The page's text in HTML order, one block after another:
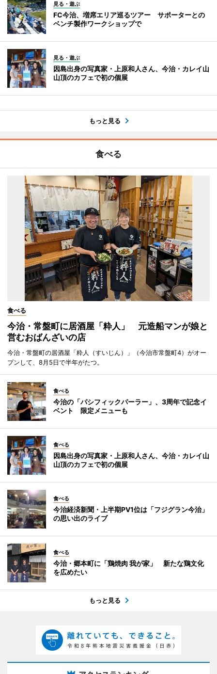
見る・遊ぶ
FC今治、増席エリア巡るツアー サポーターとの
ベンチ製作ワークショップで
見る・遊ぶ
因島出身の写真家・上原和人さん、今治・カレイ山
山頂のカフェで初の個展
もっと見る
食べる
食べる
今治・常盤町に居酒屋「粋人」 元造船マンが娘と
営むおばんざいの店
今治・常盤町の居酒屋「粋人（すいじん）」（今治市常盤町4）がオー
プンして、8月5日で半年がたつ。
食べる
今治の「パシフィックパーラー」、3周年で記念イ
ベント 限定メニューも
食べる
因島出身の写真家・上原和人さん、今治・カレイ山
山頂のカフェで初の個展
食べる
今治経済新聞・上半期PV1位は「フジグラン今治」
の思い出のライブ
食べる
今治・郷本町に「鶏焼肉 我が家」 新たな鶏文化
を広めたい
もっと見る